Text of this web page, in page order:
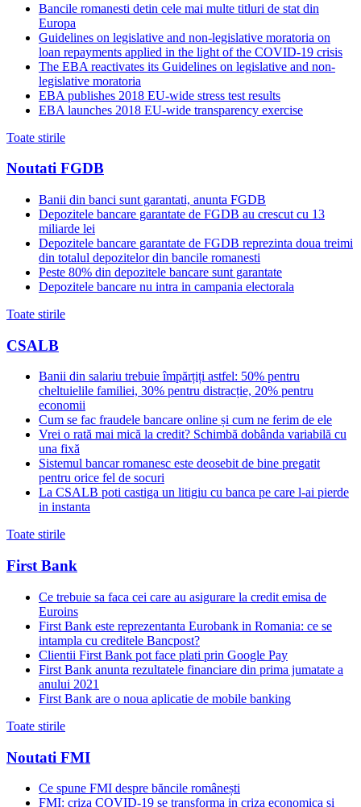
Bancile romanesti detin cele mai multe titluri de stat din
Europa
Guidelines on legislative and non-legislative moratoria on
loan repayments applied in the light of the COVID-19 crisis
The EBA reactivates its Guidelines on legislative and non-
legislative moratoria
EBA publishes 2018 EU-wide stress test results
EBA launches 2018 EU-wide transparency exercise
Toate stirile
Noutati FGDB
Banii din banci sunt garantati, anunta FGDB
Depozitele bancare garantate de FGDB au crescut cu 13
miliarde lei
Depozitele bancare garantate de FGDB reprezinta doua treimi
din totalul depozitelor din bancile romanesti
Peste 80% din depozitele bancare sunt garantate
Depozitele bancare nu intra in campania electorala
Toate stirile
CSALB
Banii din salariu trebuie împărțiți astfel: 50% pentru
cheltuielile familiei, 30% pentru distracție, 20% pentru
economii
Cum se fac fraudele bancare online și cum ne ferim de ele
Vrei o rată mai mică la credit? Schimbă dobânda variabilă cu
una fixă
Sistemul bancar romanesc este deosebit de bine pregatit
pentru orice fel de socuri
La CSALB poti castiga un litigiu cu banca pe care l-ai pierde
in instanta
Toate stirile
First Bank
Ce trebuie sa faca cei care au asigurare la credit emisa de
Euroins
First Bank este reprezentanta Eurobank in Romania: ce se
intampla cu creditele Bancpost?
Clientii First Bank pot face plati prin Google Pay
First Bank anunta rezultatele financiare din prima jumatate a
anului 2021
First Bank are o noua aplicatie de mobile banking
Toate stirile
Noutati FMI
Ce spune FMI despre băncile românești
FMI: criza COVID-19 se transforma in criza economica si